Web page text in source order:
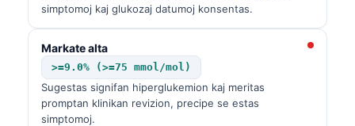
simptomoj kaj glukozaj datumoj konsentas.
Markate alta
>=9.0% (>=75 mmol/mol)
Sugestas signifan hiperglukemion kaj meritas
promptan klinikan revizion, precipe se estas
simptomoj.